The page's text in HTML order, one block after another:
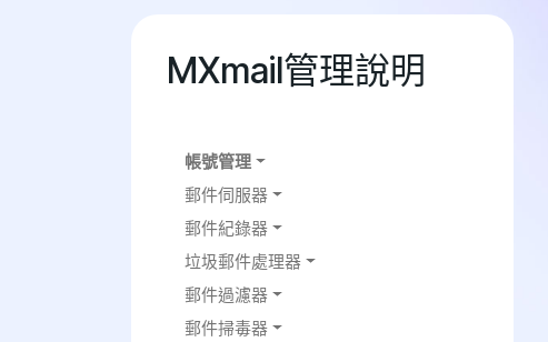
MXmail管理說明
帳號管理
郵件伺服器
郵件紀錄器
垃圾郵件處理器
郵件過濾器
郵件掃毒器